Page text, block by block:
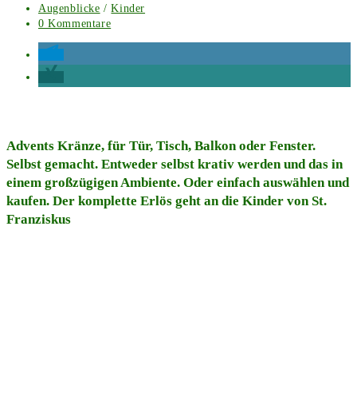
veröffentlicht:
Beitrags-
Kategorie:
Augenblicke / Kinder
Beitrags-
0 Kommentare
Advents Kränze, für Tür, Tisch, Balkon oder Fenster.
Selbst gemacht. Entweder selbst krativ werden und das in
einem großzügigen Ambiente. Oder einfach auswählen und
kaufen. Der komplette Erlös geht an die Kinder von St.
Franziskus